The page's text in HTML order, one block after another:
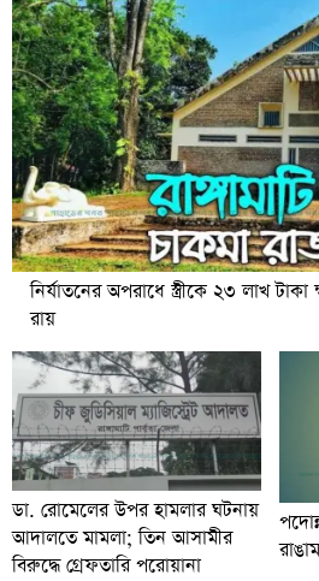
নির্যাতনের অপরাধে স্ত্রীকে ২৩ লাখ
রায়
ডা. রোমেলের উপর হামলার ঘটনায়
আদালতে মামলা; তিন আসামীর
বিরুদ্ধে গ্রেফতারি পরোয়ানা